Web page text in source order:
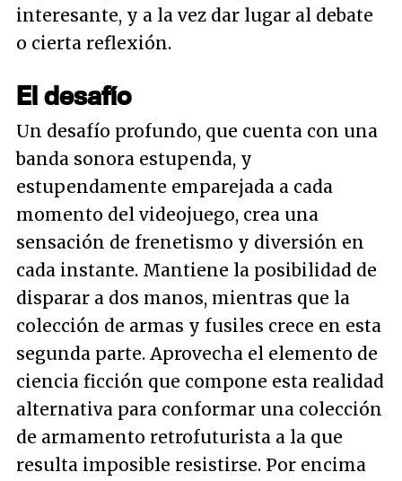
interesante, y a la vez dar lugar al debate
o cierta reflexión.
El desafío
Un desafío profundo, que cuenta con una
banda sonora estupenda, y
estupendamente emparejada a cada
momento del videojuego, crea una
sensación de frenetismo y diversión en
cada instante. Mantiene la posibilidad de
disparar a dos manos, mientras que la
colección de armas y fusiles crece en esta
segunda parte. Aprovecha el elemento de
ciencia ficción que compone esta realidad
alternativa para conformar una colección
de armamento retrofuturista a la que
resulta imposible resistirse. Por encima